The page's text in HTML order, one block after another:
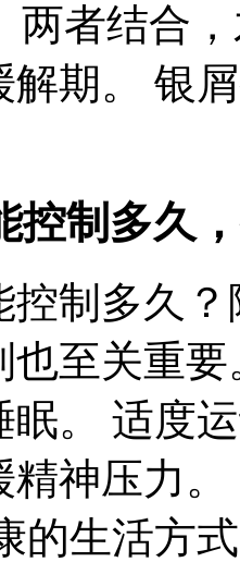
两者结合
解期。 银
控制多久
控制多久
也至关重
眠。 适度
精神压力
的生活方